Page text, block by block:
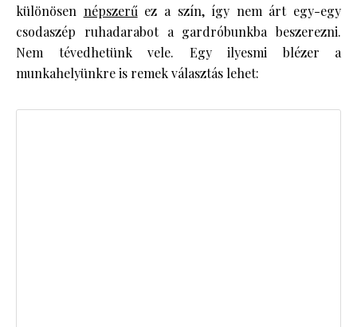
különösen népszerűez a szín, így nem árt egy-egy
csodaszép ruhadarabot a gardróbunkba beszerezni.
Nem tévedhetünk vele. Egy ilyesmi blézer a
munkahelyünkre is remek választás lehet: